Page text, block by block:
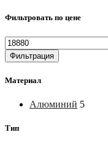
Фильтровать по цене
Минимальная
цена
Фильтрация
Материал
Алюминий 5
Тип